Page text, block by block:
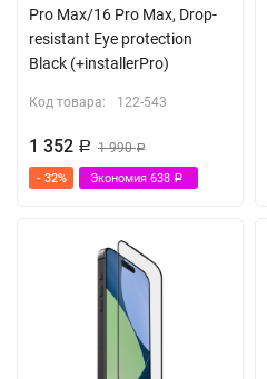
Pro Max/16 Pro Max, Drop-
resistant Eye protection
Black (+installerPro)
Код товара: 122-543
1 352 Р 1 990Р
- 32% Экономия 638 Р